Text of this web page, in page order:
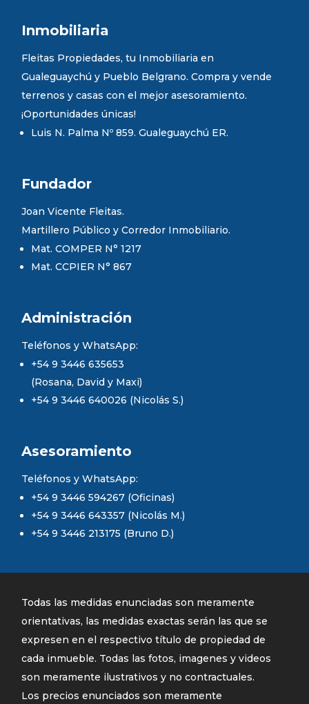
Inmobiliaria
Fleitas Propiedades, tu Inmobiliaria en
Gualeguaychú y Pueblo Belgrano. Compra y vende
terrenos y casas con el mejor asesoramiento.
¡Oportunidades únicas!
Luis N. Palma Nº 859. Gualeguaychú ER.
Fundador
Joan Vicente Fleitas.
Martillero Público y Corredor Inmobiliario.
Mat. COMPER N° 1217
Mat. CCPIER N° 867
Administración
Teléfonos y WhatsApp:
+54 9 3446 635653
(Rosana, David y Maxi)
+54 9 3446 640026 (Nicolás S.)
Asesoramiento
Teléfonos y WhatsApp:
+54 9 3446 594267 (Oficinas)
+54 9 3446 643357 (Nicolás M.)
+54 9 3446 213175 (Bruno D.)
Todas las medidas enunciadas son meramente
orientativas, las medidas exactas serán las que se
expresen en el respectivo título de propiedad de
cada inmueble. Todas las fotos, imagenes y videos
son meramente ilustrativos y no contractuales.
Los precios enunciados son meramente